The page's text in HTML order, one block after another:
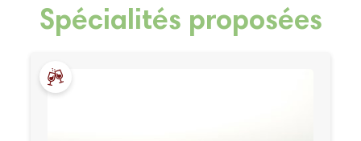
Spécialités proposées